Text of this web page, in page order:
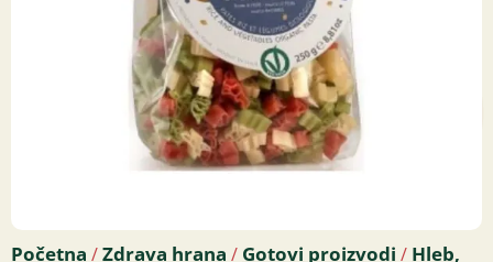
Početna /Zdrava hrana / Gotovi proizvodi / Hleb,